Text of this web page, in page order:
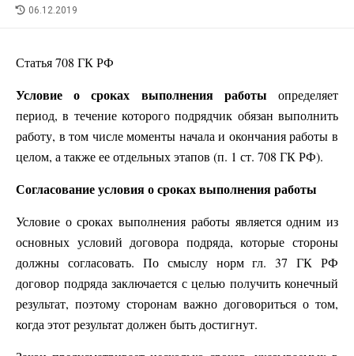
LAST
06.12.2019
Статья 708 ГК РФ
Условие о сроках выполнения работы определяет
период, в течение которого подрядчик обязан выполнить
работу, в том числе моменты начала и окончания работы в
целом, а также ее отдельных этапов (п. 1 ст. 708 ГК РФ).
Согласование условия о сроках выполнения работы
Условие о сроках выполнения работы является одним из
основных условий договора подряда, которые стороны
должны согласовать. По смыслу норм гл. 37 ГК РФ
договор подряда заключается с целью получить конечный
результат, поэтому сторонам важно договориться о том,
когда этот результат должен быть достигнут.